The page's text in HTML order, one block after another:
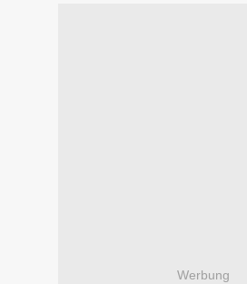
Werbung